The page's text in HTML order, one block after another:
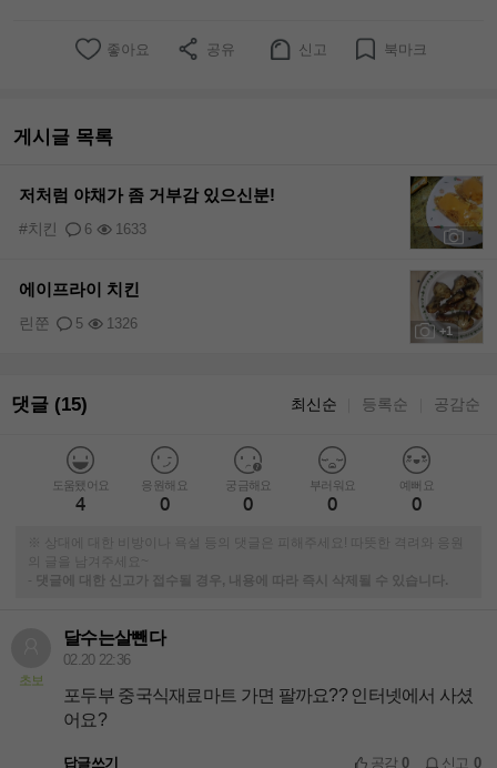
좋아요 공유 신고 북마크
게시글 목록
저처럼 야채가 좀 거부감 있으신분!
6 1633
#치킨
+1
에이프라이 치킨
5 1326
린쭌
댓글 (15) 최신순 등록순 공감순
도움됐어요
4
응원해요
0
궁금해요
0
부러워요
0
예뻐요
0
※ 상대에 대한 비방이나 욕설 등의 댓글은 피해주세요! 따뜻한 격려와 응원
-
댓글에 대한 신고가 접수될 경우, 내용에 따라 즉시 삭제될 수 있습니다.
초보
달수는살뺀다
02.20 22:36
포두부 중국식재료마트 가면 팔까요?? 인터넷에서 사셨
어요?
답글쓰기 공감0 신고 0